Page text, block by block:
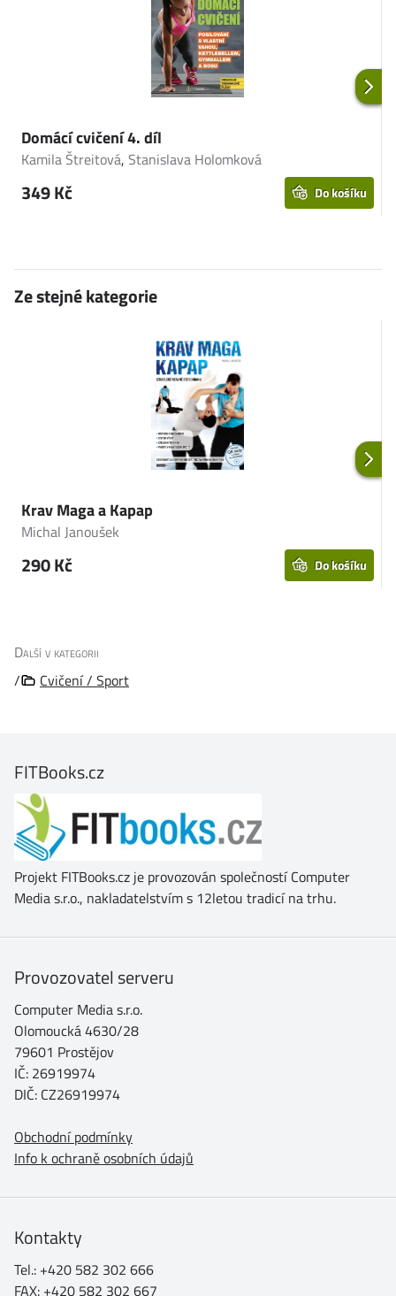
Domácí cvičení 4. díl
Kamila Štreitová, Stanislava Holomková
349 Kč Do košíku
Ze stejné kategorie
Krav Maga a Kapap
Michal Janoušek
290 Kč Do košíku
Další v kategorii
/
Cvičení / Sport
FITBooks.cz
Projekt FITBooks.cz je provozován společností Computer
Media s.r.o., nakladatelstvím s 12letou tradicí na trhu.
Provozovatel serveru
Computer Media s.r.o.
Olomoucká 4630/28
79601 Prostějov
IČ: 26919974
DIČ: CZ26919974
Obchodní podmínky
Info k ochraně osobních údajů
Kontakty
Tel.: +420 582 302 666
FAX: +420 582 302 667